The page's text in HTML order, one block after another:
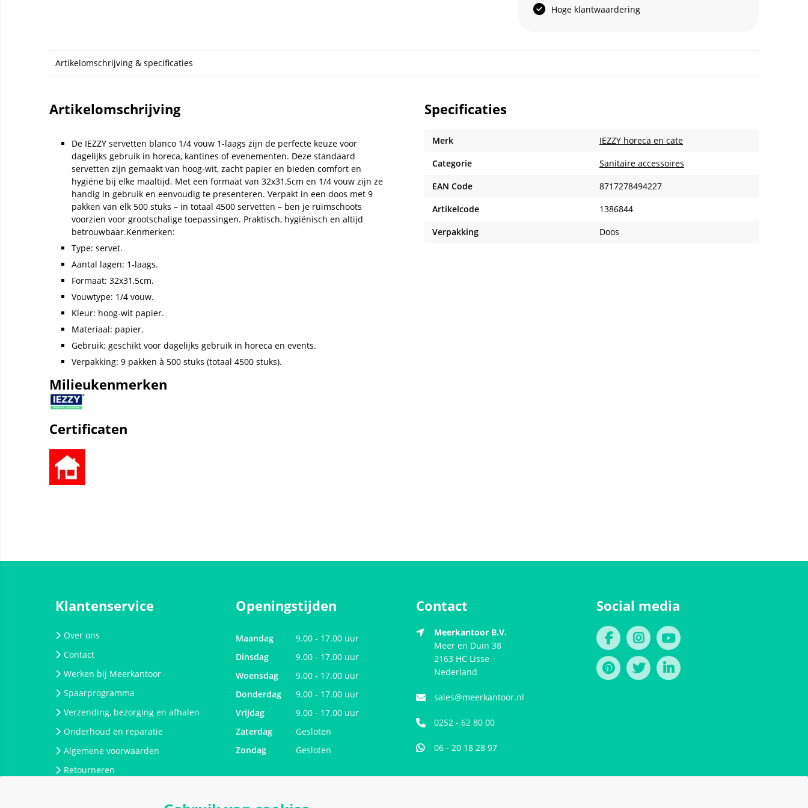
Hoge klantwaardering
Artikelomschrijving & specificaties
Artikelomschrijving
De IEZZY servetten blanco 1/4 vouw 1-laags zijn de perfecte keuze voor
dagelijks gebruik in horeca, kantines of evenementen. Deze standaard
servetten zijn gemaakt van hoog-wit, zacht papier en bieden comfort en
hygiëne bij elke maaltijd. Met een formaat van 32x31,5cm en 1/4 vouw zijn ze
handig in gebruik en eenvoudig te presenteren. Verpakt in een doos met 9
pakken van elk 500 stuks – in totaal 4500 servetten – ben je ruimschoots
voorzien voor grootschalige toepassingen. Praktisch, hygiënisch en altijd
betrouwbaar.Kenmerken:
Type: servet.
Aantal lagen: 1-laags.
Formaat: 32x31,5cm.
Vouwtype: 1/4 vouw.
Kleur: hoog-wit papier.
Materiaal: papier.
Gebruik: geschikt voor dagelijks gebruik in horeca en events.
Verpakking: 9 pakken à 500 stuks (totaal 4500 stuks).
Milieukenmerken
Certificaten
Specificaties
Merk
IEZZY horeca en cate
Categorie
Sanitaire accessoires
EAN Code
8717278494227
Artikelcode
1386844
Verpakking
Doos
Klantenservice
Over ons
Contact
Werken bij Meerkantoor
Spaarprogramma
Verzending, bezorging en afhalen
Onderhoud en reparatie
Algemene voorwaarden
Retourneren
Openingstijden
Maandag
9.00 - 17.00 uur
Dinsdag
9.00 - 17.00 uur
Woensdag
9.00 - 17.00 uur
Donderdag
9.00 - 17.00 uur
Vrijdag
9.00 - 17.00 uur
Zaterdag
Gesloten
Zondag
Gesloten
Contact
Meerkantoor B.V.
Meer en Duin 38
2163 HC Lisse
Nederland
sales@meerkantoor.nl
0252 - 62 80 00
06 - 20 18 28 97
Social media